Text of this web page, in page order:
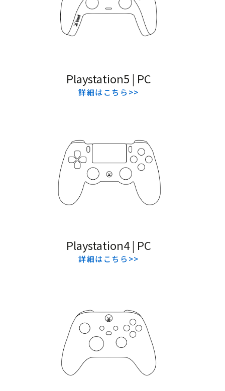
Playstation5 | PC
詳細はこちら>>
Playstation4 | PC
詳細はこちら>>